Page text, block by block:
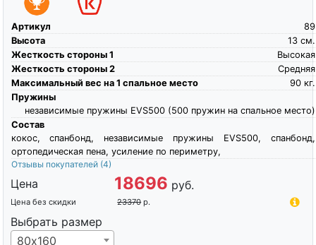
Артикул
89
Высота
см.
13
Жесткость стороны 1
Высокая
Жесткость стороны 2
Средняя
Максимальный вес на 1 спальное место
кг.
90
Пружины
независимые пружины EVS500 (500 пружин на спальное место)
Состав
кокос, спанбонд, независимые пружины EVS500, спанбонд,
ортопедическая пена, усиление по периметру,
Отзывы покупателей (4)
Цена 18696 руб.
Цена без скидки 23370 р.
Выбрать размер
80х160